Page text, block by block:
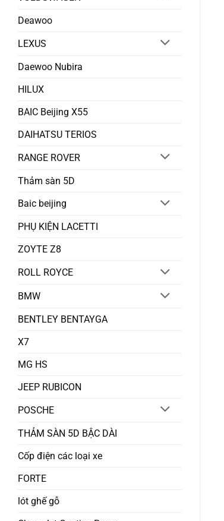
Deawoo
LEXUS
Daewoo Nubira
HILUX
BAIC Beijing X55
DAIHATSU TERIOS
RANGE ROVER
Thảm sàn 5D
Baic beijing
PHỤ KIỆN LACETTI
ZOYTE Z8
ROLL ROYCE
BMW
BENTLEY BENTAYGA
X7
MG HS
JEEP RUBICON
POSCHE
THẢM SÀN 5D BẬC DÀI
Cốp điện các loại xe
FORTE
lót ghế gỗ